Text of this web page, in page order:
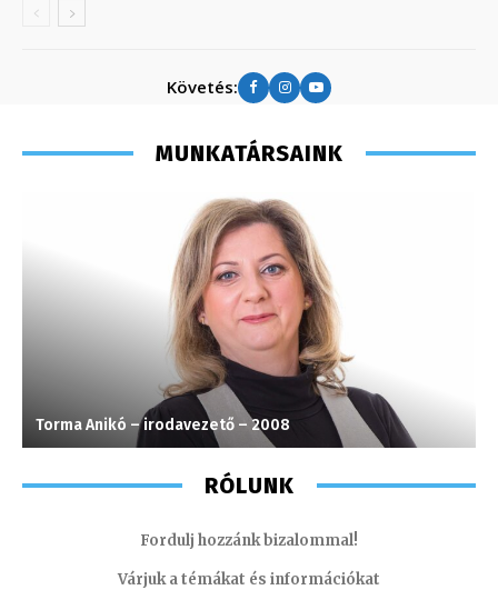
Követés:
MUNKATÁRSAINK
Torma Anikó – irodavezető – 2008
RÓLUNK
Fordulj hozzánk bizalommal!
Várjuk a témákat és információkat